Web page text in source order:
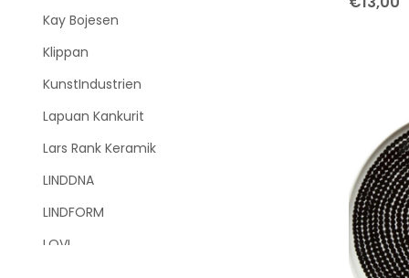
Kay Bojesen
Klippan
KunstIndustrien
Lapuan Kankurit
Lars Rank Keramik
LINDDNA
LINDFORM
LOVI